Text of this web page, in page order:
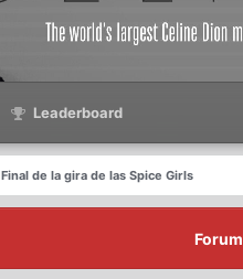
Leaderboard
Final de la gira de las Spice Girls